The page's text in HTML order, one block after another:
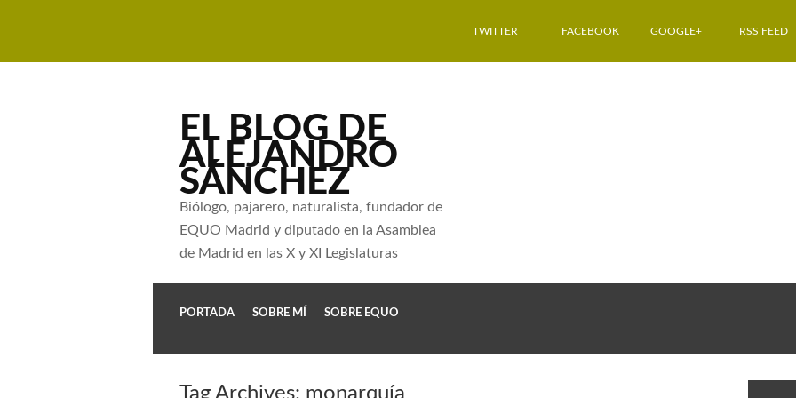
TWITTER FACEBOOK GOOGLE+ RSS FEED
EL BLOG DE
ALEJANDRO
SÁNCHEZ
Biólogo, pajarero, naturalista, fundador de
EQUO Madrid y diputado en la Asamblea
de Madrid en las X y XI Legislaturas
PORTADA SOBRE MÍ SOBRE EQUO
Tag Archives: monarquía